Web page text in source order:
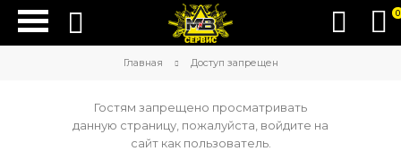
0
Главная Доступ запрещен
Гостям запрещено просматривать
данную страницу, пожалуйста, войдите на
сайт как пользователь.